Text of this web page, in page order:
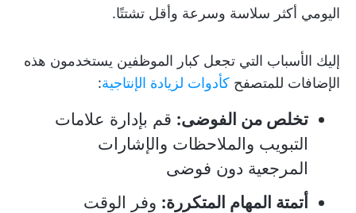
اليومي أكثر سلاسة وسرعة وأقل تشتتًا.
إليك الأسباب التي تجعل كبار الموظفين يستخدمون هذه
الإضافات للمتصفح كأدوات لزيادة الإنتاجية:
تخلص من الفوضى: قم بإدارة علامات
التبويب والملاحظات والإشارات
المرجعية دون فوضى
أتمتة المهام المتكررة: وفر الوقت